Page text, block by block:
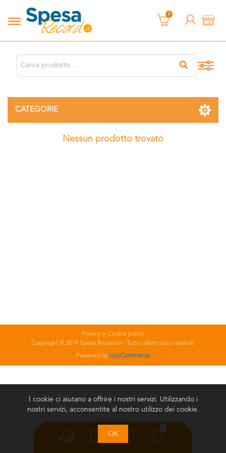
0
CATEGORIE
Nessun prodotto trovato
Privacy e Cookie policy
Copyright © 2019 Spesa Record.it - Tutti i diritti sono riservati
Powered by nopCommerce
I cookie ci aiutano a offrire i nostri servizi. Utilizzando i
nostri servizi, acconsentite al nostro utilizzo dei cookie.
OK